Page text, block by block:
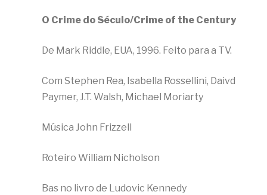
O Crime do Século/Crime of the Century
De Mark Riddle, EUA, 1996. Feito para a TV.
Com Stephen Rea, Isabella Rossellini, Daivd
Paymer, J.T. Walsh, Michael Moriarty
Música John Frizzell
Roteiro William Nicholson
Bas no livro de Ludovic Kennedy